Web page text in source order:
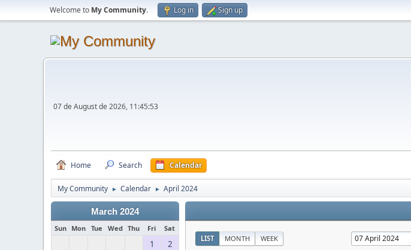
Welcome to My Community. Log in Sign up
07 de August de 2026, 11:45:53
Home Search Calendar
My Community ► Calendar ► April 2024
March 2024
Sun Mon Tue Wed Thu Fri Sat
1
2
LIST MONTH WEEK